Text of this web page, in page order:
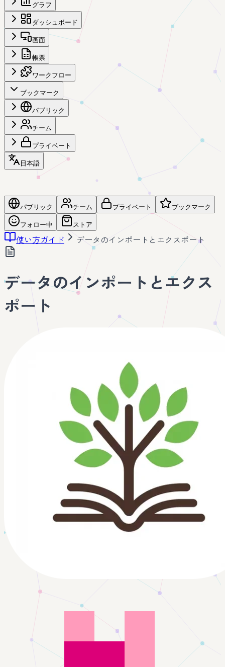
グラフ
ダッシュボード
画面
帳票
ワークフロー
ブックマーク
パブリック
チーム
プライベート
日本語
パブリック チーム プライベート ブックマーク
フォロー中 ストア
使い方ガイド データのインポートとエクスポート
データのインポートとエクス
ポート